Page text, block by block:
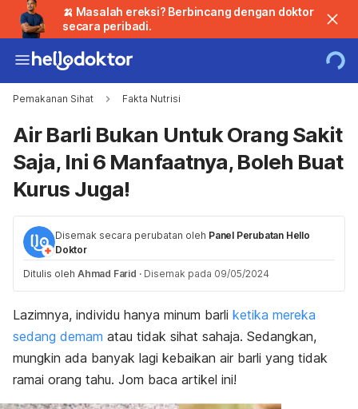
🍌 Masalah ereksi? Berbincang dengan doktor
secara peribadi.
Pemakanan Sihat Fakta Nutrisi
Air Barli Bukan Untuk Orang Sakit
Saja, Ini 6 Manfaatnya, Boleh Buat
Kurus Juga!
Disemak secara perubatan oleh Panel Perubatan Hello
Doktor
Ditulis oleh Ahmad Farid · Disemak pada 09/05/2024
Lazimnya, individu hanya minum barli ketika mereka
sedang demam atau tidak sihat sahaja. Sedangkan,
mungkin ada banyak lagi kebaikan air barli yang tidak
ramai orang tahu. Jom baca artikel ini!